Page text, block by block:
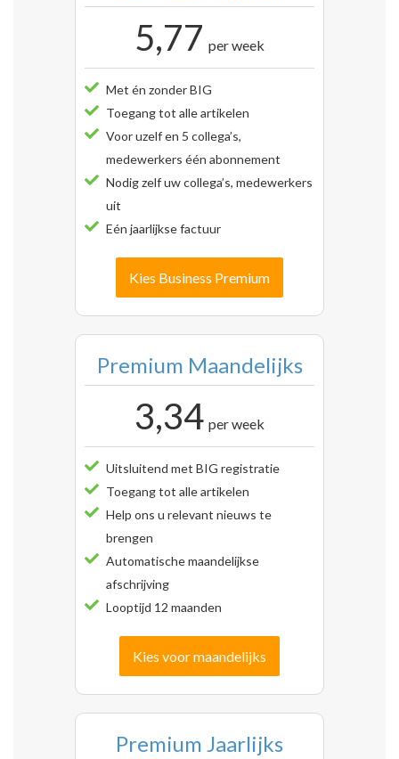
5,77 per week
Met én zonder BIG
Toegang tot alle artikelen
Voor uzelf en 5 collega’s,
medewerkers één abonnement
Nodig zelf uw collega’s, medewerkers
uit
Eén jaarlijkse factuur
Kies Business Premium
Premium Maandelijks
3,34 per week
Uitsluitend met BIG registratie
Toegang tot alle artikelen
Help ons u relevant nieuws te
brengen
Automatische maandelijkse
afschrijving
Looptijd 12 maanden
Kies voor maandelijks
Premium Jaarlijks